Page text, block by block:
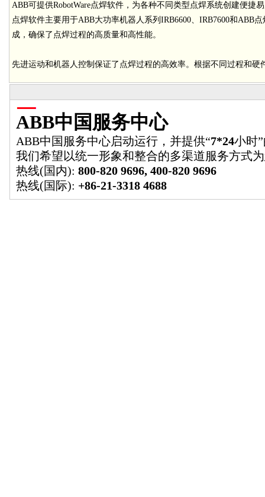
ABB可提供RobotWare点焊软件，为各种不同类型点焊系统创建便捷
点焊软件主要用于ABB大功率机器人系列IRB6600、IRB7600和ABB
成，确保了点焊过程的高质量和高性能。
先进运动和机器人控制保证了点焊过程的高效率。根据不同过程和硬
ABB中国服务中心
ABB中国服务中心启动运行，并提供“7*24小时
我们希望以统一形象和整合的多渠道服务方式
热线(国内): 800-820 9696, 400-820 9696
热线(国际): +86-21-3318 4688